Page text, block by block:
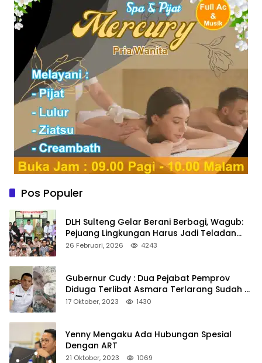
Pos Populer
DLH Sulteng Gelar Berani Berbagi, Wagub:
Pejuang Lingkungan Harus Jadi Teladan
Kepedulian
26 Februari, 2026 4243
Gubernur Cudy : Dua Pejabat Pemprov
Diduga Terlibat Asmara Terlarang Sudah di
Non Job
17 Oktober, 2023 1430
Yenny Mengaku Ada Hubungan Spesial
Dengan ART
21 Oktober, 2023 1069